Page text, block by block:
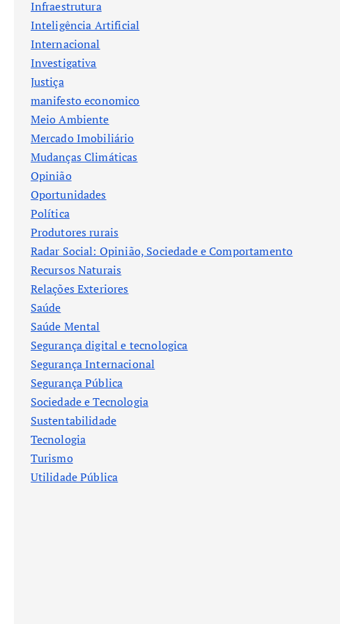
Infraestrutura
Inteligência Artificial
Internacional
Investigativa
Justiça
manifesto economico
Meio Ambiente
Mercado Imobiliário
Mudanças Climáticas
Opinião
Oportunidades
Política
Produtores rurais
Radar Social: Opinião, Sociedade e Comportamento
Recursos Naturais
Relações Exteriores
Saúde
Saúde Mental
Segurança digital e tecnologica
Segurança Internacional
Segurança Pública
Sociedade e Tecnologia
Sustentabilidade
Tecnologia
Turismo
Utilidade Pública